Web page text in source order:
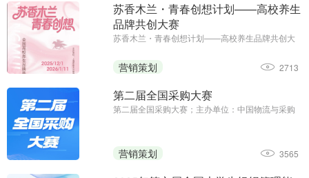
苏香木兰・青春创想计划——高校养生
品牌共创大赛
苏香木兰・青春创想计划——高校养生品牌共创大
海苏香木兰健康科技有限公司
营销策划 2713
第二届全国采购大赛
第二届全国采购大赛；主办单位：中国物流与采购
营销策划 3565